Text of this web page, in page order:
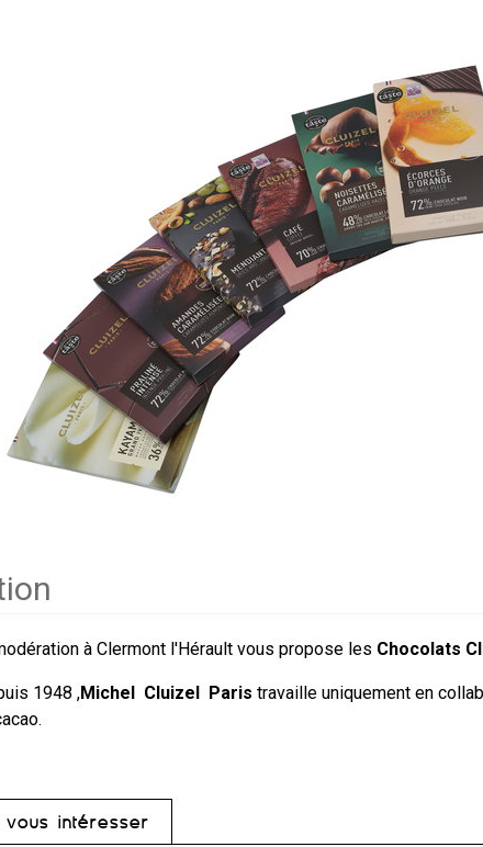
à Clermont l'Hérault vous propose les Chocolats
1948 ,Michel Cluizel Paris travaille uniquement en
intéresser